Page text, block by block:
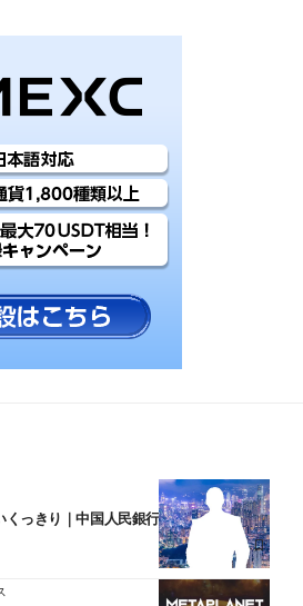
っきり｜中国人民銀行・副総裁の発言